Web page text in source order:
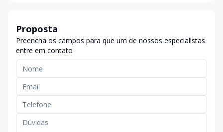
Proposta
Preencha os campos para que um de nossos especialistas
entre em contato